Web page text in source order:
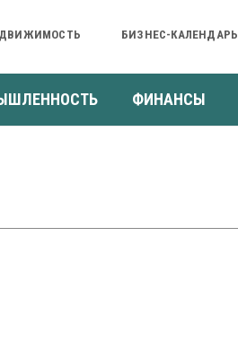
БИЗНЕС-КАЛЕНДАРЬ
ФИНАНСЫ